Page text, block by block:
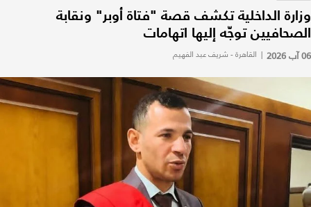
وزارة الداخلية تكشف قصة "فتاة أوبر" ونقابة
الصحافيين توجّه إليها اتهامات
06 آب 2026 | القاهرة - شريف عبد الفهيم